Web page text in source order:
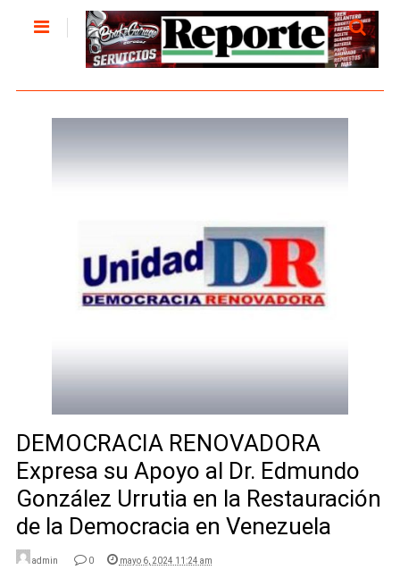
DEMOCRACIA RENOVADORA
Expresa su Apoyo al Dr. Edmundo
González Urrutia en la Restauración
de la Democracia en Venezuela
admin 0 mayo 6, 2024 11:24 am